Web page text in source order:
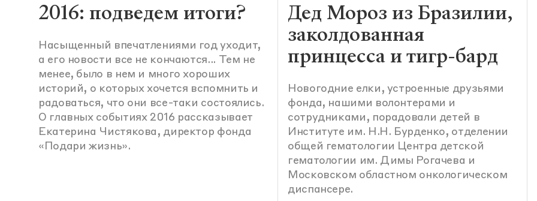
2016: подведем итоги?
Насыщенный впечатлениями год уходит,
а его новости все не кончаются... Тем не
менее, было в нем и много хороших
историй, о которых хочется вспомнить и
радоваться, что они все-таки состоялись.
О главных событиях 2016 рассказывает
Екатерина Чистякова, директор фонда
«Подари жизнь».
Дед Мороз из Бразилии,
заколдованная
принцесса и тигр-бард
Новогодние елки, устроенные друзьями
фонда, нашими волонтерами и
сотрудниками, порадовали детей в
Институте им. Н.Н. Бурденко, отделении
общей гематологии Центра детской
гематологии им. Димы Рогачева и
Московском областном онкологическом
диспансере.